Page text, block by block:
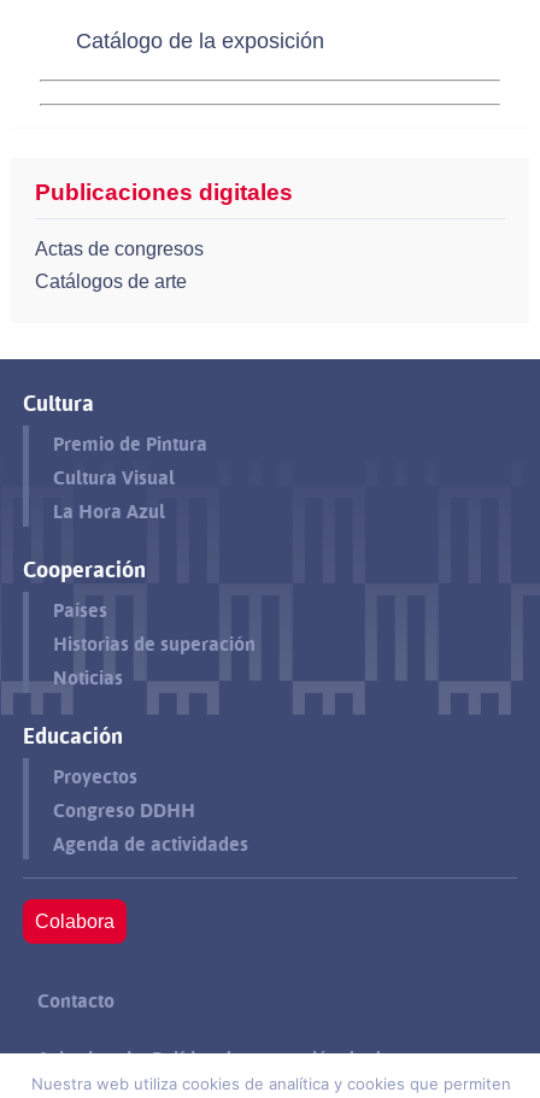
Catálogo de la exposición
Publicaciones digitales
Actas de congresos
Catálogos de arte
Cultura
Premio de Pintura
Cultura Visual
La Hora Azul
Cooperación
Países
Historias de superación
Noticias
Educación
Proyectos
Congreso DDHH
Agenda de actividades
Colabora
Contacto
Aviso legal y Política de protección de datos
Nuestra web utiliza cookies de analítica y cookies que permiten